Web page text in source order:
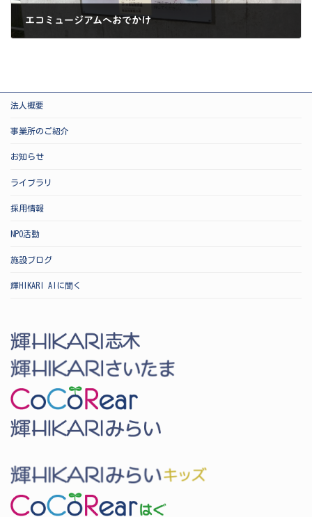
エコミュージアムへおでかけ
法人概要
事業所のご紹介
お知らせ
ライブラリ
採用情報
NPO活動
施設ブログ
輝HIKARI AIに聞く